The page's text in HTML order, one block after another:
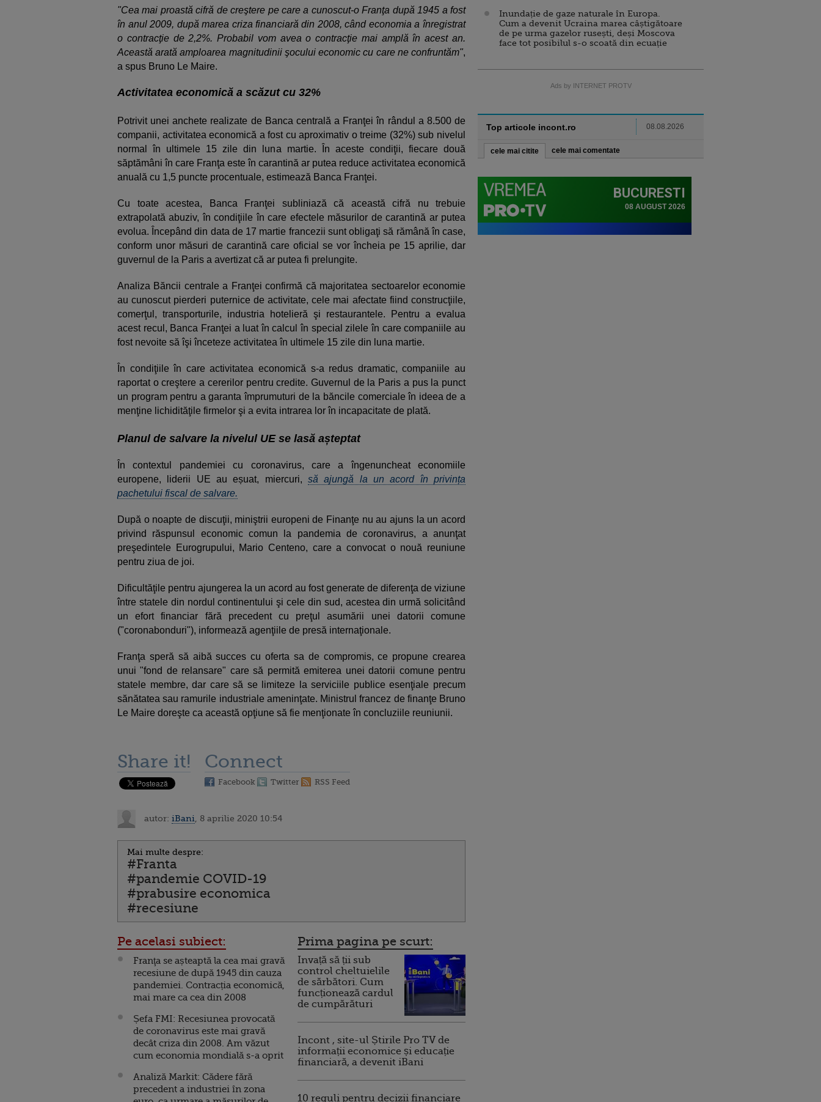
"Cea mai proastă cifră de creştere pe care a cunoscut-o Franţa după 1945 a fost
în anul 2009, după marea criza financiară din 2008, când economia a înregistrat
o contracţie de 2,2%. Probabil vom avea o contracţie mai amplă în acest an.
Această arată amploarea magnitudinii şocului economic cu care ne confruntăm",
a spus Bruno Le Maire.
Activitatea economică a scăzut cu 32%
Potrivit unei anchete realizate de Banca centrală a Franţei în rândul a 8.500 de
companii, activitatea economică a fost cu aproximativ o treime (32%) sub nivelul
normal în ultimele 15 zile din luna martie. În aceste condiţii, fiecare două
săptămâni în care Franţa este în carantină ar putea reduce activitatea economică
anuală cu 1,5 puncte procentuale, estimează Banca Franţei.
Cu toate acestea, Banca Franţei subliniază că această cifră nu trebuie
extrapolată abuziv, în condiţiile în care efectele măsurilor de carantină ar putea
evolua. Începând din data de 17 martie francezii sunt obligaţi să rămână în case,
conform unor măsuri de carantină care oficial se vor încheia pe 15 aprilie, dar
guvernul de la Paris a avertizat că ar putea fi prelungite.
Analiza Băncii centrale a Franţei confirmă că majoritatea sectoarelor economie
au cunoscut pierderi puternice de activitate, cele mai afectate fiind construcţiile,
comerţul, transporturile, industria hotelieră şi restaurantele. Pentru a evalua
acest recul, Banca Franţei a luat în calcul în special zilele în care companiile au
fost nevoite să îşi înceteze activitatea în ultimele 15 zile din luna martie.
În condiţiile în care activitatea economică s-a redus dramatic, companiile au
raportat o creştere a cererilor pentru credite. Guvernul de la Paris a pus la punct
un program pentru a garanta împrumuturi de la băncile comerciale în ideea de a
menţine lichidităţile firmelor şi a evita intrarea lor în incapacitate de plată.
Planul de salvare la nivelul UE se lasă așteptat
În contextul pandemiei cu coronavirus, care a îngenuncheat economiile
europene, liderii UE au eșuat, miercuri, să ajungă la un acord în privința
pachetului fiscal de salvare.
După o noapte de discuţii, miniştrii europeni de Finanţe nu au ajuns la un acord
privind răspunsul economic comun la pandemia de coronavirus, a anunţat
preşedintele Eurogrupului, Mario Centeno, care a convocat o nouă reuniune
pentru ziua de joi.
Dificultăţile pentru ajungerea la un acord au fost generate de diferenţa de viziune
între statele din nordul continentului şi cele din sud, acestea din urmă solicitând
un efort financiar fără precedent cu preţul asumării unei datorii comune
("coronabonduri"), informează agenţiile de presă internaţionale.
Franţa speră să aibă succes cu oferta sa de compromis, ce propune crearea
unui "fond de relansare" care să permită emiterea unei datorii comune pentru
statele membre, dar care să se limiteze la serviciile publice esenţiale precum
sănătatea sau ramurile industriale ameninţate. Ministrul francez de finanţe Bruno
Le Maire doreşte ca această opţiune să fie menţionate în concluziile reuniunii.
Share it! Connect
Facebook Twitter RSS Feed
autor: iBani , 8 aprilie 2020 10:54
Mai multe despre:
#Franta
#pandemie COVID-19
#prabusire economica
#recesiune
Pe acelasi subiect:
Franţa se așteaptă la cea mai gravă
recesiune de după 1945 din cauza
pandemiei. Contracția economică,
mai mare ca cea din 2008
Șefa FMI: Recesiunea provocată
de coronavirus este mai gravă
decât criza din 2008. Am văzut
cum economia mondială s-a oprit
Analiză Markit: Cădere fără
precedent a industriei în zona
Prima pagina pe scurt:
Invață să ții sub
control cheltuielile
de sărbători. Cum
funcționează cardul
de cumpărături
Incont , site-ul Știrile Pro TV de
informații economice și educație
financiară, a devenit iBani
10 reguli pentru decizii financiare
Inundație de gaze naturale în Europa.
Cum a devenit Ucraina marea câștigătoare
de pe urma gazelor rusești, deși Moscova
face tot posibilul s-o scoată din ecuație
Ads by INTERNET PROTV
Top articole incont.ro 08.08.2026
cele mai citite cele mai comentate